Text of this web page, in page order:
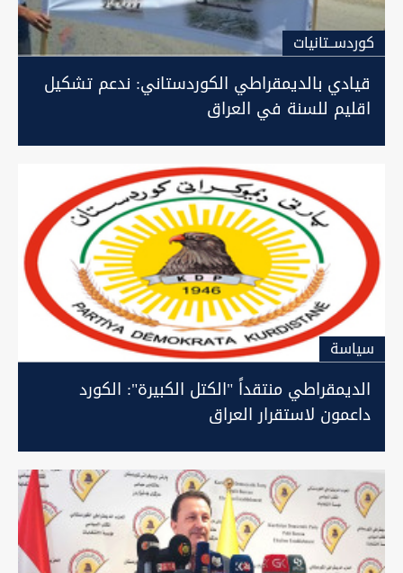
كوردســتانيات
قيادي بالديمقراطي الكوردستاني: ندعم تشكيل
اقليم للسنة في العراق
سیاسة
الديمقراطي منتقداً "الكتل الكبيرة": الكورد
داعمون لاستقرار العراق